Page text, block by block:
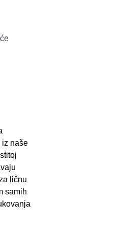
iz naše
ličnu
samih